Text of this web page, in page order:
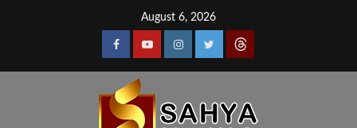
August 6, 2026